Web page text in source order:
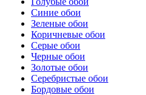
Синие обои
Зеленые обои
Коричневые обои
Серые обои
Черные обои
Золотые обои
Серебристые обои
Бордовые обои